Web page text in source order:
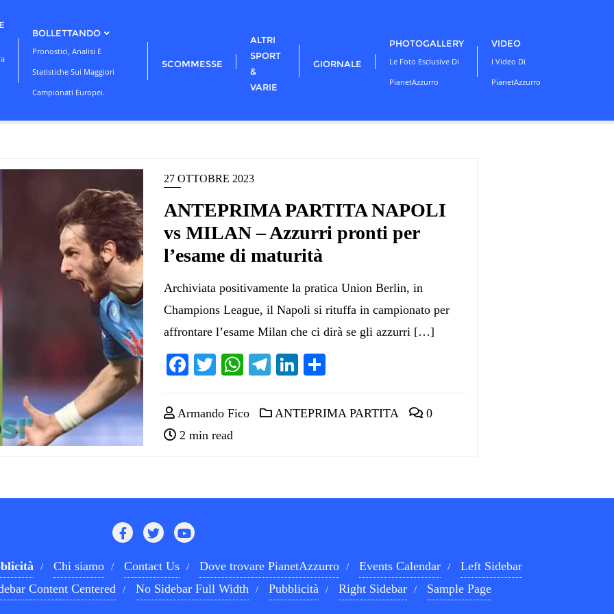
BOLLETTANDO
Pronostici, Analisi E
Statistiche Sui Maggiori
Campionati Europei.
SCOMMESSE
ALTRI
SPORT
&
VARIE
GIORNALE
PHOTOGALLERY
Le Foto Esclusive Di
PianetAzzurro
VIDEO
I Video Di
PianetAzzurro
27 OTTOBRE 2023
ANTEPRIMA PARTITA NAPOLI
vs MILAN – Azzurri pronti per
l’esame di maturità
Archiviata positivamente la pratica Union Berlin, in
Champions League, il Napoli si rituffa in campionato per
affrontare l’esame Milan che ci dirà se gli azzurri […]
Facebook
TwitterWhatsApp
Telegram
LinkedIn
Armando Fico ANTEPRIMA PARTITA
0
2 min read
Chi siamo Contact Us Dove trovare PianetAzzurro Events Calendar
Left Sidebar
Content Centered No Sidebar Full Width Pubblicità Right Sidebar Sample Page